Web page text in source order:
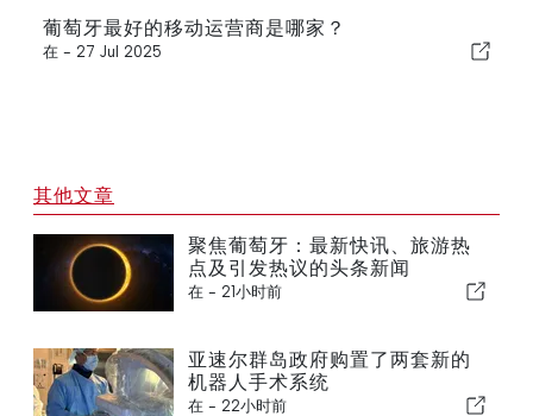
葡萄牙最好的移动运营商是哪家？
在 - 27 Jul 2025
其他文章
聚焦葡萄牙：最新快讯、旅游热
点及引发热议的头条新闻
在 - 21小时前
亚速尔群岛政府购置了两套新的
机器人手术系统
在 - 22小时前